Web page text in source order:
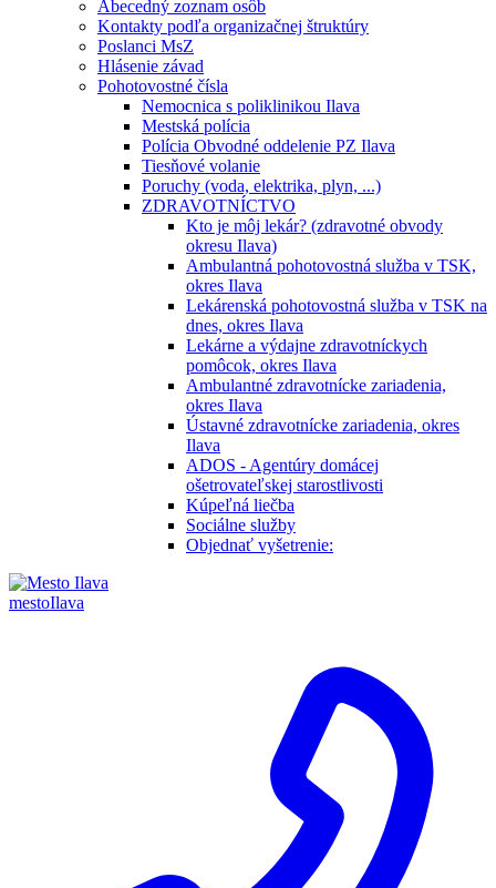
Abecedný zoznam osôb
Kontakty podľa organizačnej štruktúry
Poslanci MsZ
Hlásenie závad
Pohotovostné čísla
Nemocnica s poliklinikou Ilava
Mestská polícia
Polícia Obvodné oddelenie PZ Ilava
Tiesňové volanie
Poruchy (voda, elektrika, plyn, ...)
ZDRAVOTNÍCTVO
Kto je môj lekár? (zdravotné obvody
okresu Ilava)
Ambulantná pohotovostná služba v TSK,
okres Ilava
Lekárenská pohotovostná služba v TSK na
dnes, okres Ilava
Lekárne a výdajne zdravotníckych
pomôcok, okres Ilava
Ambulantné zdravotnícke zariadenia,
okres Ilava
Ústavné zdravotnícke zariadenia, okres
Ilava
ADOS - Agentúry domácej
ošetrovateľskej starostlivosti
Kúpeľná liečba
Sociálne služby
Objednať vyšetrenie:
mestoIlava